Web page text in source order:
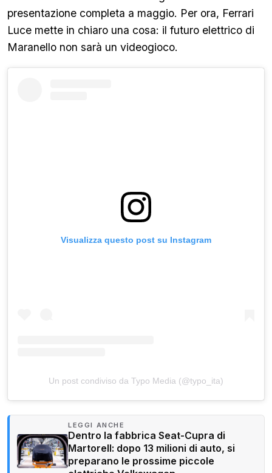
presentazione completa a maggio. Per ora, Ferrari
Luce mette in chiaro una cosa: il futuro elettrico di
Maranello non sarà un videogioco.
Visualizza questo post su Instagram
Un post condiviso da Typo Media (@typo_ita)
LEGGI ANCHE
Dentro la fabbrica Seat-Cupra di
Martorell: dopo 13 milioni di auto, si
preparano le prossime piccole